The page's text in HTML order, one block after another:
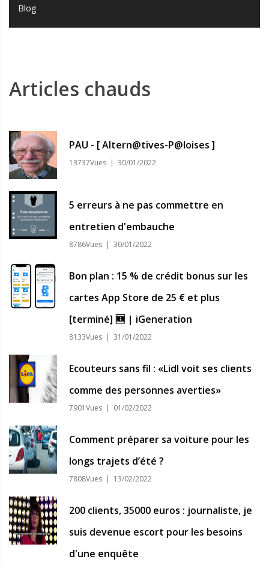
Blog
Articles chauds
PAU - [ Altern@tives-P@loises ]
13737Vues | 30/01/2022
5 erreurs à ne pas commettre en
entretien d'embauche
8786Vues | 30/01/2022
Bon plan : 15 % de crédit bonus sur les
cartes App Store de 25 € et plus
[terminé] 🆕 | iGeneration
8133Vues | 31/01/2022
Ecouteurs sans fil : «Lidl voit ses clients
comme des personnes averties»
7901Vues | 01/02/2022
Comment préparer sa voiture pour les
longs trajets d’été ?
7808Vues | 13/02/2022
200 clients, 35000 euros : journaliste, je
suis devenue escort pour les besoins
d'une enquête